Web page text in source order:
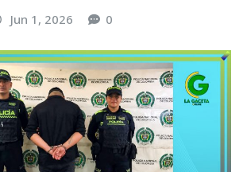
Jun 1, 2026 0